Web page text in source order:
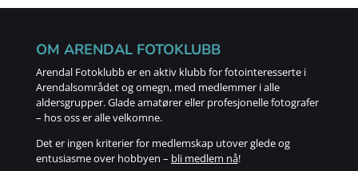
OM ARENDAL FOTOKLUBB
Arendal Fotoklubb er en aktiv klubb for fotointeresserte i
Arendalsområdet og omegn, med medlemmer i alle
aldersgrupper. Glade amatører eller profesjonelle fotografer
– hos oss er alle velkomne.
Det er ingen kriterier for medlemskap utover glede og
entusiasme over hobbyen – bli medlem nå!